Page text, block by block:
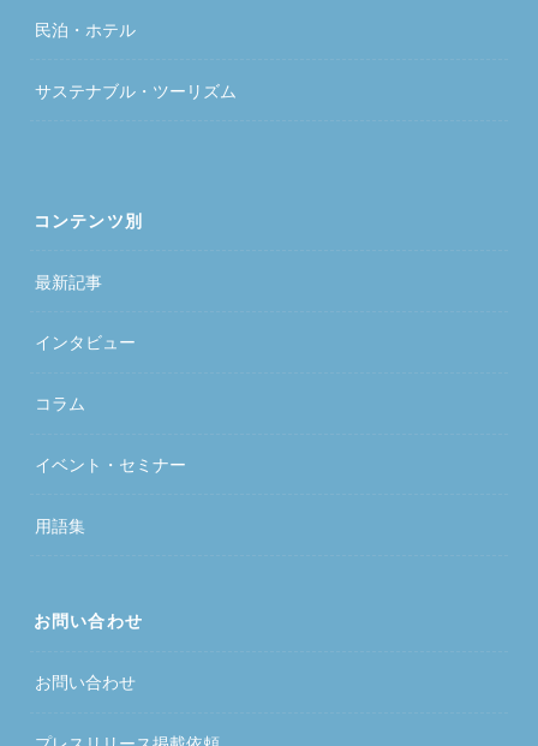
民泊・ホテル
サステナブル・ツーリズム
コンテンツ別
最新記事
インタビュー
コラム
イベント・セミナー
用語集
お問い合わせ
お問い合わせ